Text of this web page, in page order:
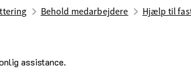
Behold medarbejdere Hjælp til
assistance.